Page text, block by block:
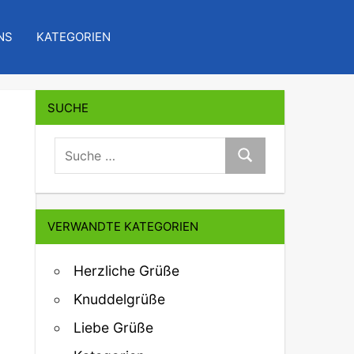
KATEGORIEN
SUCHE
suche:
Suche
VERWANDTE KATEGORIEN
Herzliche Grüße
Knuddelgrüße
Liebe Grüße